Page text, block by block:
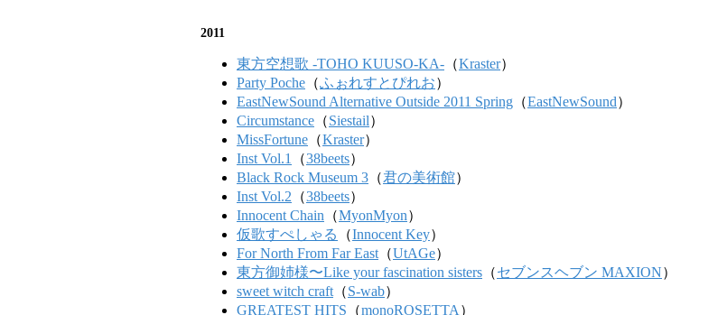
2011
東方空想歌 -TOHO KUUSO-KA- （Kraster）
Party Poche （ふぉれすとぴれお）
EastNewSound Alternative Outside 2011 Spring （EastNewSound）
Circumstance （Siestail）
MissFortune （Kraster）
Inst Vol.1
（38beets）
Black Rock Museum 3 （君の美術館）
Inst Vol.2 （38beets）
Innocent Chain （MyonMyon）
仮歌すぺしゃる
（Innocent Key）
For North From Far East （UtAGe）
東方御姉様〜Like your fascination sisters （セブンスヘブン MAXION）
sweet witch craft （S-wab）
GREATEST HITS （monoROSETTA ）